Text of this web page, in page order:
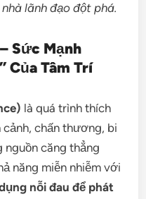
lãnh đạo đột phá.
Sức Mạnh
Của Tâm Trí
là quá trình thích
chấn thương, bi
nguồn căng thẳng
năng miễn nhiễm với
nỗi đau để phát